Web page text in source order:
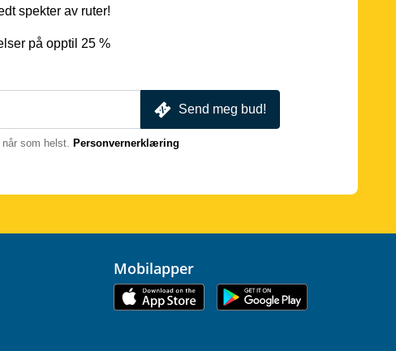
spekter av ruter!
på opptil 25 %
Send meg bud!
som helst. Personvernerklæring
Mobilapper